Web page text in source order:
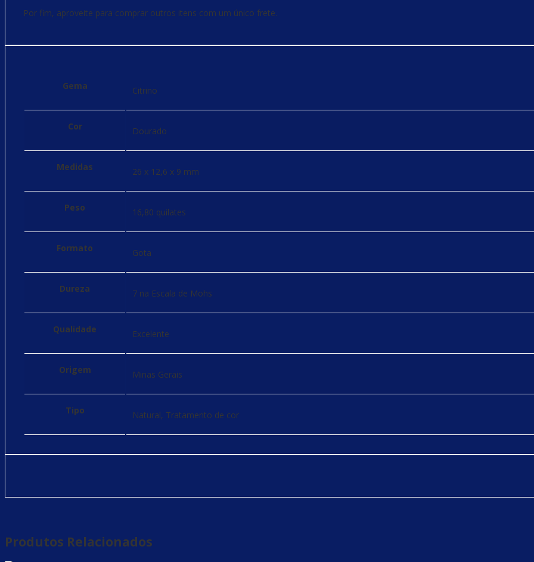
Por fim, aproveite para comprar outros itens com um único frete.
Gema Citrino
Cor Dourado
Medidas 26 x 12,6 x 9 mm
Peso 16,80 quilates
Formato Gota
Dureza 7 na Escala de Mohs
Qualidade Excelente
Origem Minas Gerais
Tipo Natural, Tratamento de cor
Produtos Relacionados